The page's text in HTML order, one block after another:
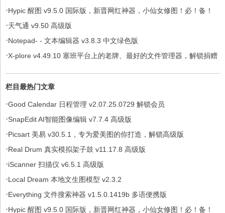
·Hypic 醒图 v9.5.0 国际版，新晋网红神器，小仙女修图！必！备！
·天气通 v9.50 高级版
·Notepad- - 文本编辑器 v3.8.3 中文绿色版
·X-plore v4.49.10 塞班平台上的老牌、最好的文件管理器，解锁捐赠
栏目最热门文章
·Good Calendar 日程管理 v2.07.25.0729 解锁会员
·SnapEdit AI智能图像编辑 v7.7.4 高级版
·Picsart 美易 v30.5.1，专为爱美图的你打造，解锁高级版
·Real Drum 真实模拟架子鼓 v11.17.8 高级版
·iScanner 扫描仪 v6.5.1 高级版
·Local Dream 本地文生图模型 v2.3.2
·Everything 文件搜索神器 v1.5.0.1419b 多语便携版
·Hypic 醒图 v9.5.0 国际版，新晋网红神器，小仙女修图！必！备！